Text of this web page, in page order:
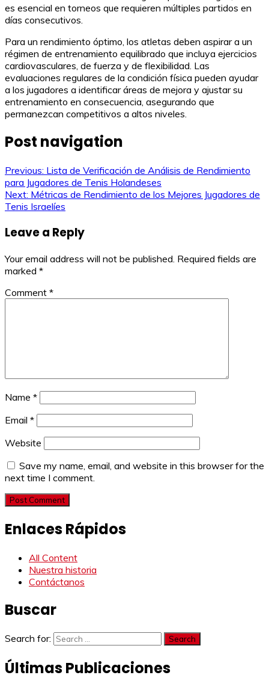
es esencial en torneos que requieren múltiples partidos en
días consecutivos.
Para un rendimiento óptimo, los atletas deben aspirar a un
régimen de entrenamiento equilibrado que incluya ejercicios
cardiovasculares, de fuerza y de flexibilidad. Las
evaluaciones regulares de la condición física pueden ayudar
a los jugadores a identificar áreas de mejora y ajustar su
entrenamiento en consecuencia, asegurando que
permanezcan competitivos a altos niveles.
Post navigation
Previous: Lista de Verificación de Análisis de Rendimiento
para Jugadores de Tenis Holandeses
Next: Métricas de Rendimiento de los Mejores Jugadores de
Tenis Israelíes
Leave a Reply
Your email address will not be published. Required fields are
marked *
Comment *
Name *
Email *
Website
Save my name, email, and website in this browser for the
next time I comment.
Enlaces Rápidos
All Content
Nuestra historia
Contáctanos
Buscar
Search for:
Últimas Publicaciones